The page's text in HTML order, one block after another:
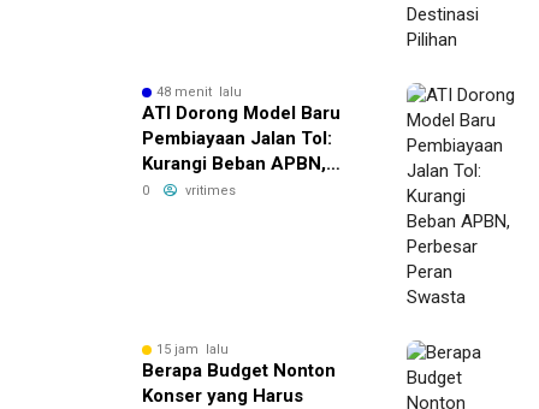
48 menit lalu
ATI Dorong Model Baru
Pembiayaan Jalan Tol:
Kurangi Beban APBN,
Perbesar Peran Swasta
0 vritimes
15 jam lalu
Berapa Budget Nonton
Konser yang Harus